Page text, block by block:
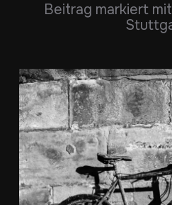
Beitrag markiert